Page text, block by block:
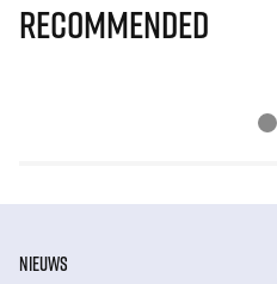
Recommended
NIEUWS